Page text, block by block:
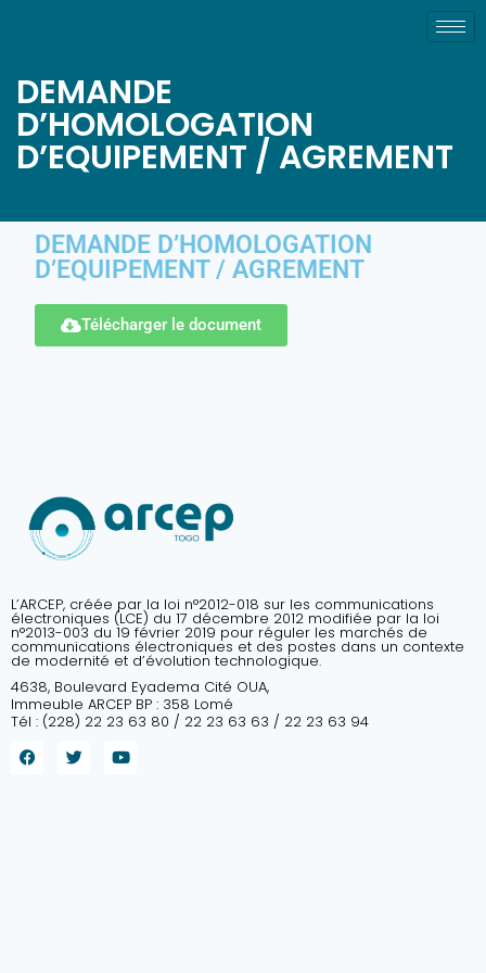
DEMANDE
D’HOMOLOGATION
D’EQUIPEMENT / AGREMENT
DEMANDE D’HOMOLOGATION
D’EQUIPEMENT / AGREMENT
Télécharger le document
L’ARCEP, créée par la loi n°2012-018 sur les communications
électroniques (LCE) du 17 décembre 2012 modifiée par la loi
n°2013-003 du 19 février 2019 pour réguler les marchés de
communications électroniques et des postes dans un contexte
de modernité et d’évolution technologique.
4638, Boulevard Eyadema Cité OUA,
Immeuble ARCEP BP : 358 Lomé
Tél : (228) 22 23 63 80 / 22 23 63 63 / 22 23 63 94